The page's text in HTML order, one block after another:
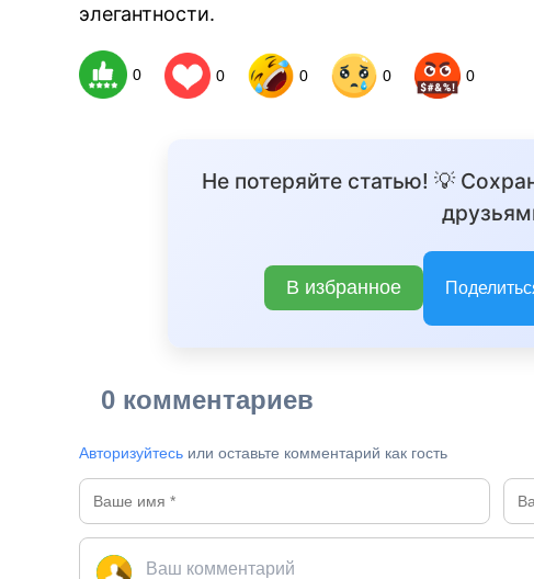
элегантности.
0 0 0 0 0
Не потеряйте статью! 💡
В избранное
0 комментариев
Авторизуйтесь или оставьте комментарий как гость